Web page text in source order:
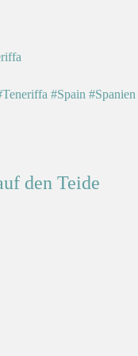
#Spain #Spanien
den Teide